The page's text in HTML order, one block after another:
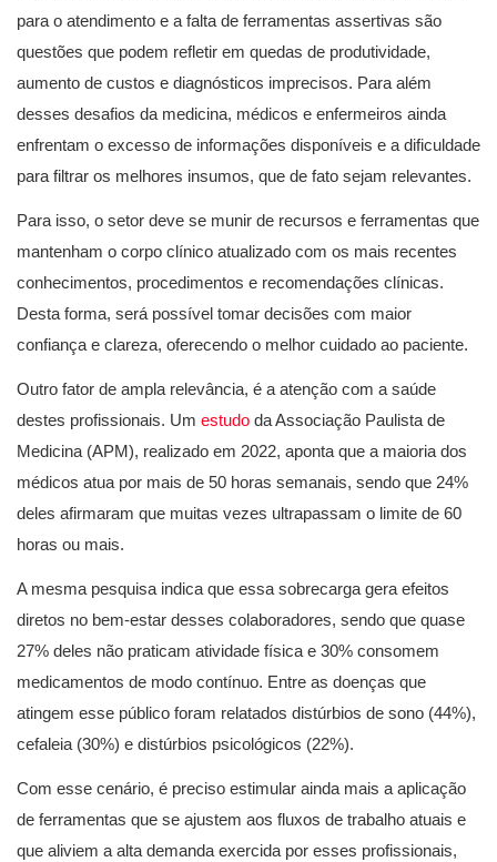
para o atendimento e a falta de ferramentas assertivas são
questões que podem refletir em quedas de produtividade,
aumento de custos e diagnósticos imprecisos. Para além
desses desafios da medicina, médicos e enfermeiros ainda
enfrentam o excesso de informações disponíveis e a dificuldade
para filtrar os melhores insumos, que de fato sejam relevantes.
Para isso, o setor deve se munir de recursos e ferramentas que
mantenham o corpo clínico atualizado com os mais recentes
conhecimentos, procedimentos e recomendações clínicas.
Desta forma, será possível tomar decisões com maior
confiança e clareza, oferecendo o melhor cuidado ao paciente.
Outro fator de ampla relevância, é a atenção com a saúde
destes profissionais. Um estudo da Associação Paulista de
Medicina (APM), realizado em 2022, aponta que a maioria dos
médicos atua por mais de 50 horas semanais, sendo que 24%
deles afirmaram que muitas vezes ultrapassam o limite de 60
horas ou mais.
A mesma pesquisa indica que essa sobrecarga gera efeitos
diretos no bem-estar desses colaboradores, sendo que quase
27% deles não praticam atividade física e 30% consomem
medicamentos de modo contínuo. Entre as doenças que
atingem esse público foram relatados distúrbios de sono (44%),
cefaleia (30%) e distúrbios psicológicos (22%).
Com esse cenário, é preciso estimular ainda mais a aplicação
de ferramentas que se ajustem aos fluxos de trabalho atuais e
que aliviem a alta demanda exercida por esses profissionais,